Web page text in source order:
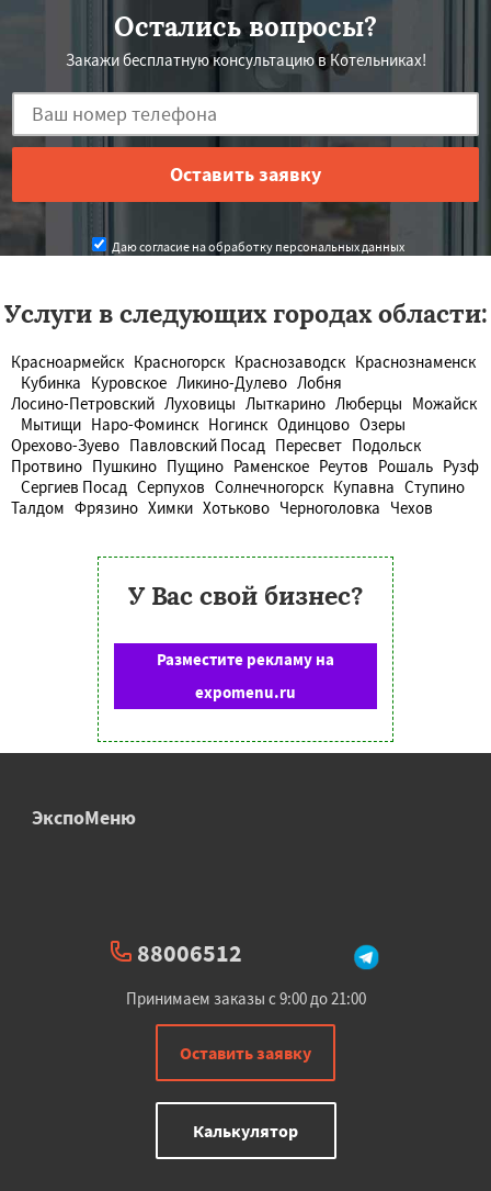
Остались вопросы?
Закажи бесплатную консультацию в Котельниках!
Даю согласие на обработку персональных данных
Услуги в следующих городах области:
Красноармейск Красногорск Краснозаводск Краснознаменск
Кубинка Куровское Ликино-Дулево Лобня
Лосино-Петровский Луховицы Лыткарино Люберцы Можайск
Мытищи Наро-Фоминск Ногинск Одинцово Озеры
Орехово-Зуево Павловский Посад Пересвет Подольск
Протвино Пушкино Пущино Раменское Реутов Рошаль Рузф
Сергиев Посад Серпухов Солнечногорск Купавна Ступино
Талдом Фрязино Химки Хотьково Черноголовка Чехов
У Вас свой бизнес?
Разместите рекламу на
expomenu.ru
ЭкспоМеню
88006512
Принимаем заказы с 9:00 до 21:00
Оставить заявку
Калькулятор